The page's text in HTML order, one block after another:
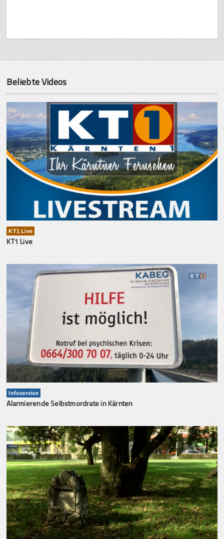
Beliebte Videos
KT1 Live
KT1 Live
Infoservice
Alarmierende Selbstmordrate in Kärnten